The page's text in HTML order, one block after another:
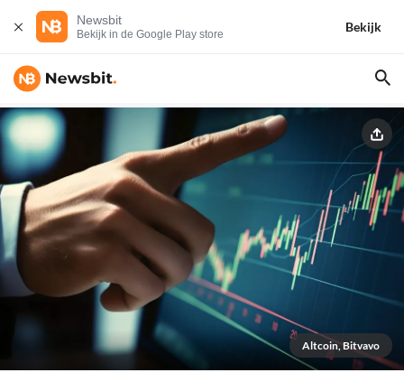
Newsbit
Bekijk in de Google Play store
Bekijk
Altcoin, Bitvavo